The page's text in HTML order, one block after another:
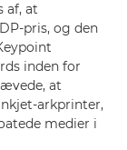
af, at
pris, og den
inden for
at
arkprinter,
medier i